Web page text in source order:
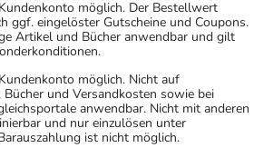
möglich. Der Bestellwert
ggf. eingelöster Gutscheine und Coupons.
Artikel und Bücher anwendbar und gilt
möglich. Nicht auf
und Versandkosten sowie bei
anwendbar. Nicht mit anderen
und nur einzulösen unter
ist nicht möglich.